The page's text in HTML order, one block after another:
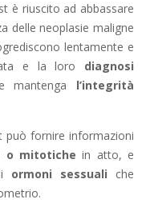
è riuscito ad abbassare
delle neoplasie maligne
lentamente e
e la loro diagnosi
mantenga l’integrità
può fornire informazioni
o mitotiche in atto, e
ormoni sessuali che